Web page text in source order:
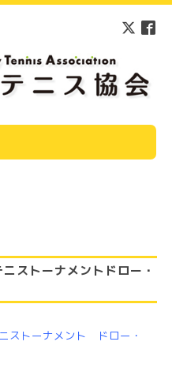
ストーナメントドロー・
ストーナメント ドロー・